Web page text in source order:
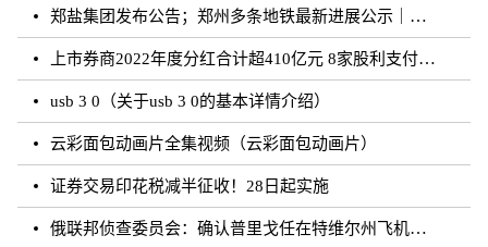
郑盐集团发布公告；郑州多条地铁最新进展公示｜河南你早
上市券商2022年度分红合计超410亿元 8家股利支付率超50%
usb 3 0（关于usb 3 0的基本详情介绍）
云彩面包动画片全集视频（云彩面包动画片）
证券交易印花税减半征收！28日起实施
俄联邦侦查委员会：确认普里戈任在特维尔州飞机失事事件中遇难